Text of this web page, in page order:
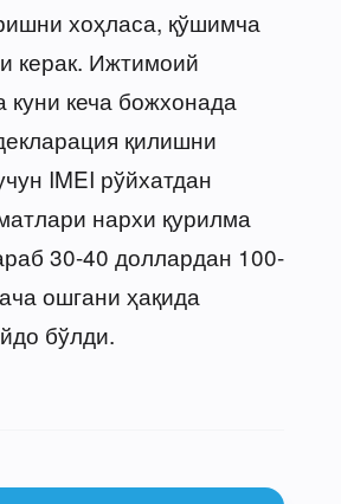
хоҳласа, қўшимча
керак. Ижтимоий
куни кеча божхонада
қилишни
IMEI рўйхатдан
нархи қурилма
30-40 доллардан 100-
ошгани ҳақида
бўлди.